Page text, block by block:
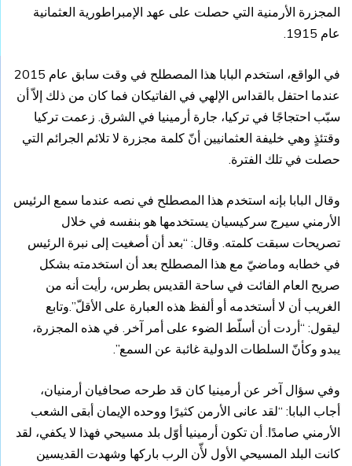
المجزرة الأرمنية التي حصلت على عهد الإمبراطورية العثمانية
عام 1915.
في الواقع، استخدم البابا هذا المصطلح في وقت سابق عام 2015
عندما احتفل بالقداس الإلهي في الفاتيكان فما كان من ذلك إلاّ أن
سبّب احتجاجًا في تركيا، جارة أرمينيا في الشرق. زعمت تركيا
وقتئذٍ وهي خليفة العثمانيين أنّ كلمة مجزرة لا تلائم الجرائم التي
حصلت في تلك الفترة.
وقال البابا بإنه استخدم هذا المصطلح في نصه عندما سمع الرئيس
الأرمني سيرج سركيسيان يستخدمها هو بنفسه في خلال
تصريحات سبقت كلمته. وقال: “بعد أن أصغيت إلى نبرة الرئيس
في خطابه وماضيّ مع هذا المصطلح بعد أن استخدمته بشكل
صريح العام الفائت في ساحة القديس بطرس، رأيت أنه من
الغريب أن لا أستخدمه أو ألفظ هذه العبارة على الأقلّ”.وتابع
ليقول: “أردت أن أسلّط الضوء على أمر آخر. في هذه المجزرة،
يبدو وكأنّ السلطات الدولية غائبة عن السمع”.
وفي سؤال آخر عن أرمينيا كان قد طرحه صحافيان أرمنيان،
أجاب البابا: “لقد عانى الأرمن كثيرًا ووحده الإيمان أبقى الشعب
الأرمني صامدًا. أن تكون أرمينيا أوّل بلد مسيحي فهذا لا يكفي، لقد
كانت البلد المسيحي الأول لأّن الرب باركها وشهدت القديسين